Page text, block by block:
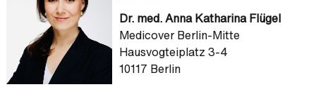
Dr. med. Anna Katharina Flügel
Medicover Berlin-Mitte
Hausvogteiplatz 3-4
10117 Berlin